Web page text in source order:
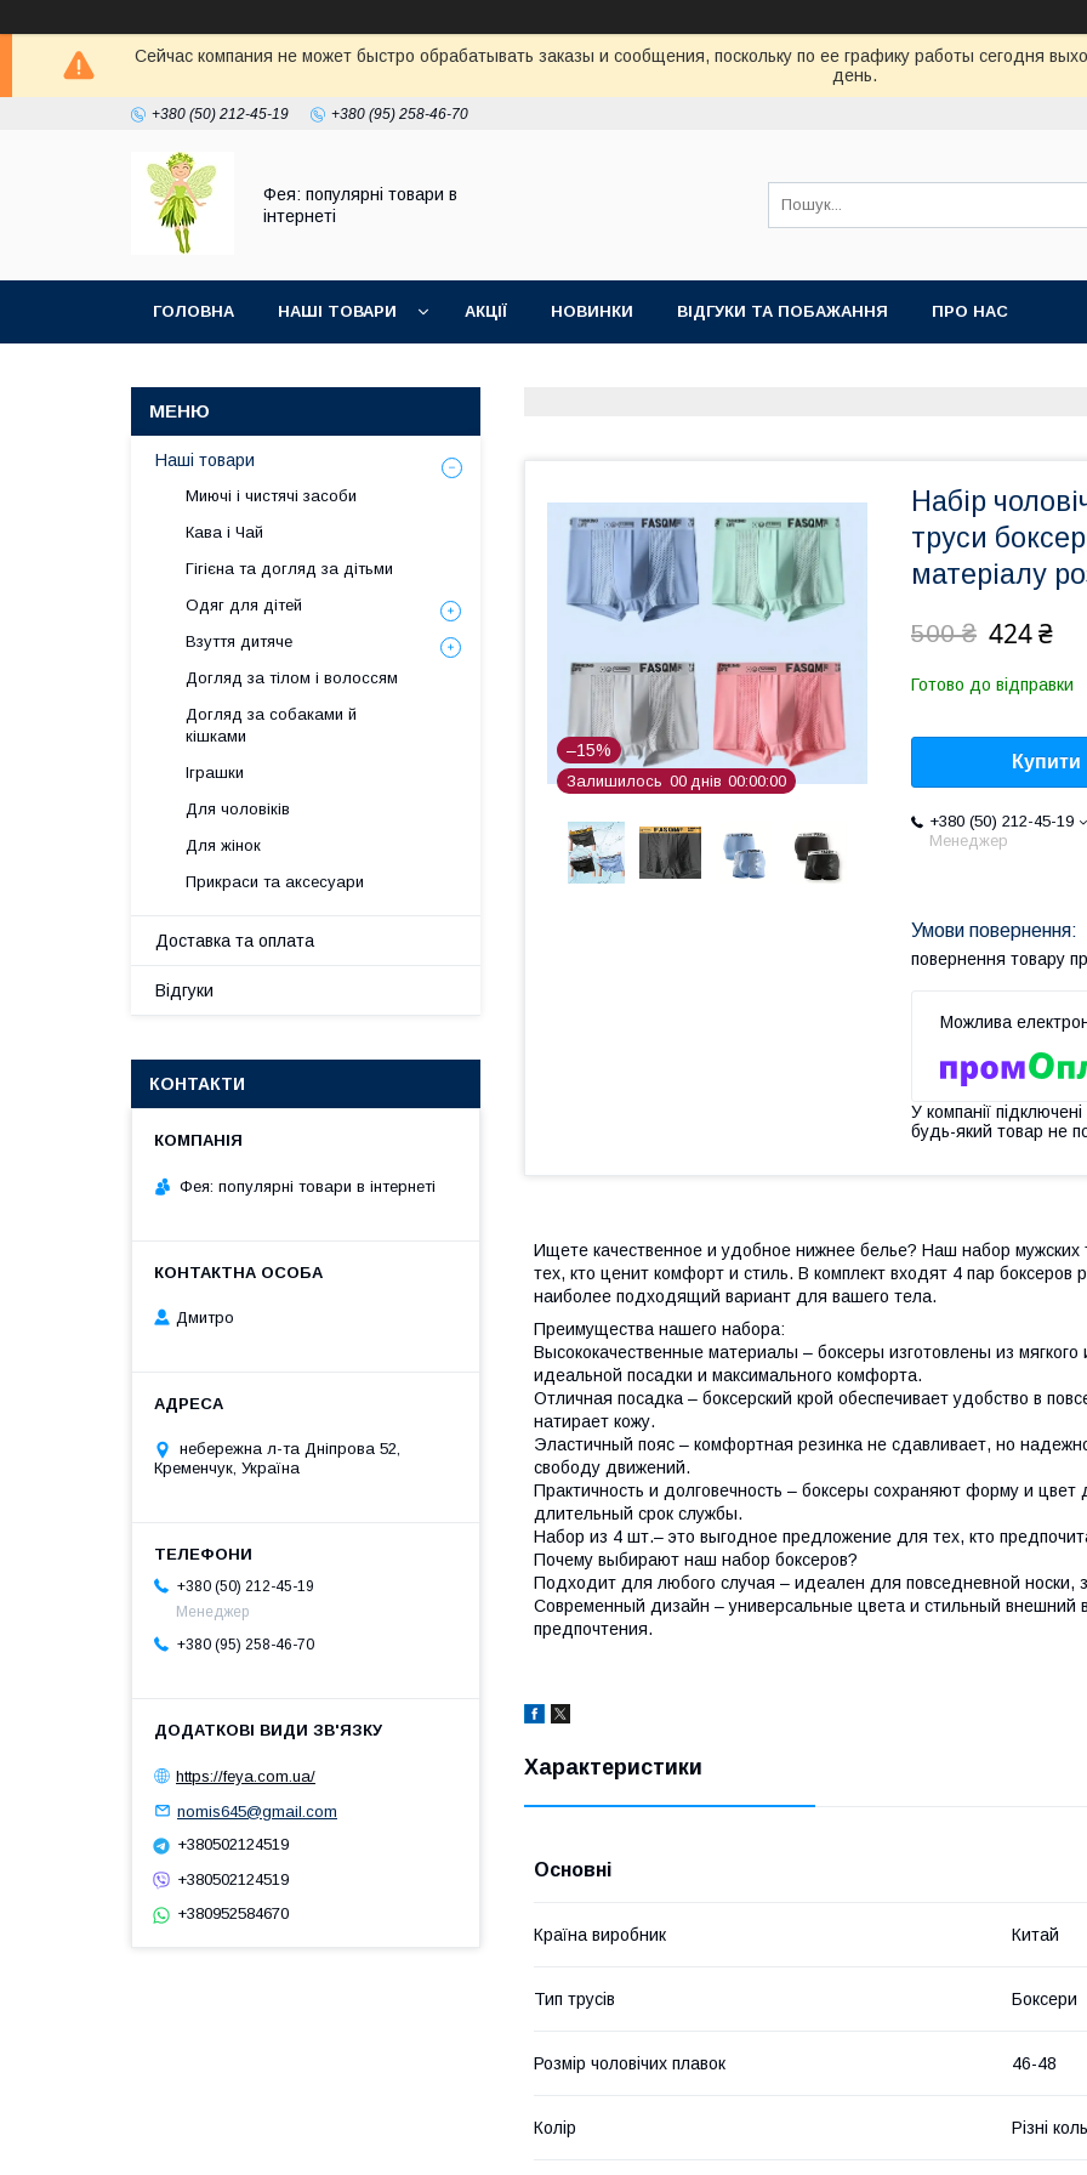
Сейчас компания не может быстро обрабатывать заказы и сообщения, поскольку по ее графику работы сегодня
день.
+380 (50) 212-45-19 +380 (95) 258-46-70
Фея: популярні товари в
інтернеті
ГОЛОВНА НАШІ ТОВАРИ АКЦІЇ НОВИНКИ ВІДГУКИ ТА ПОБАЖАННЯ ПРО НАС
–15%
Залишилось 00 днів 00 00 00
Набір
труси
матеріалу
500 ₴ 424 ₴
Готово до відправки
Купити
+380 (50) 212-45-19
Менеджер
повернення товару
У компанії
будь-який товар не
Ищете качественное и удобное нижнее белье? Наш набор
тех, кто ценит комфорт и стиль. В комплект входят 4 пар боксеров
наиболее подходящий вариант для вашего тела.
Преимущества нашего набора:
Высококачественные материалы – боксеры изготовлены из
идеальной посадки и максимального комфорта.
Отличная посадка – боксерский крой обеспечивает удобство в
натирает кожу.
Эластичный пояс – комфортная резинка не сдавливает, но
свободу движений.
Практичность и долговечность – боксеры сохраняют форму и цвет
длительный срок службы.
Набор из 4 шт.– это выгодное предложение для тех, кто
Почему выбирают наш набор боксеров?
Подходит для любого случая – идеален для повседневной носки,
Современный дизайн – универсальные цвета и стильный
предпочтения.
Характеристики
Основні
Країна виробник Китай
Тип трусів Боксери
Розмір чоловічих плавок 46-48
Колір Різні
Наші товари
Миючі і чистячі засоби
Кава і Чай
Гігієна та догляд за дітьми
Одяг для дітей
Взуття дитяче
Догляд за тілом і волоссям
Догляд за собаками й
кішками
Іграшки
Для чоловіків
Для жінок
Прикраси та аксесуари
Доставка та оплата
Відгуки
КОНТАКТИ
Фея: популярні товари в інтернеті
Дмитро
небережна л-та Дніпрова 52,
Кременчук, Україна
+380 (50) 212-45-19
Менеджер
+380 (95) 258-46-70
https://feya.com.ua/
nomis645@gmail.com
+380502124519
+380502124519
+380952584670